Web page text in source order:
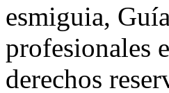
esmiguia,
profesionales
derechos